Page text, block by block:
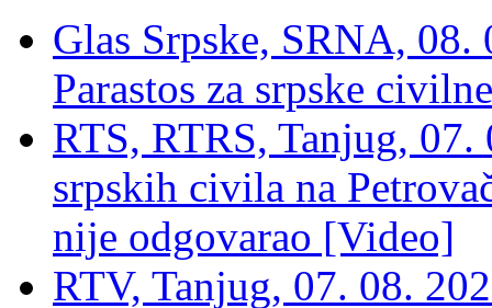
Glas Srpske, SRNA,
Parastos za srpske
RTS, RTRS, Tanjug,
srpskih civila na
nije odgovarao [Video]
RTV, Tanjug, 07. 08.